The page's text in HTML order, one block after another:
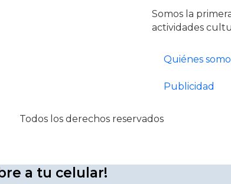
Somos la
actividades
Quiénes
Publicidad
Todos los derechos reservados
a tu celular!